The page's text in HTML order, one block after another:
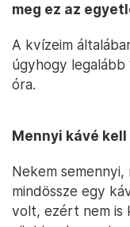
meg ez az
A kvízeim
úgyhogy
óra.
Mennyi kávé
Nekem
mindössze egy
volt, ezért nem is